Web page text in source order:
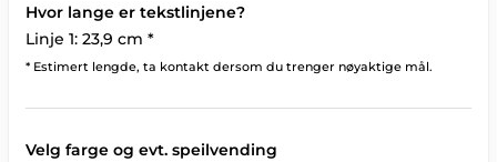
Hvor lange er tekstlinjene?
Linje 1: 23,9 cm *
* Estimert lengde, ta kontakt dersom du trenger nøyaktige mål.
Velg farge og evt. speilvending